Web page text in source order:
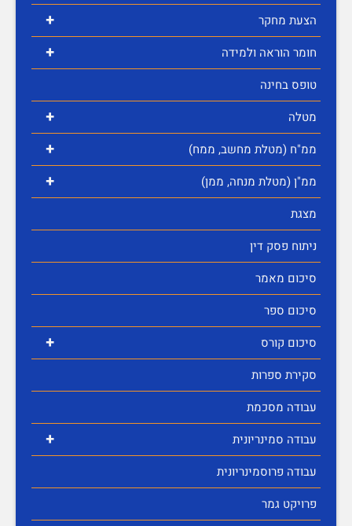
+ הצעת מחקר
+
חומר הוראה ולמידה
טופס בחינה
+ מטלה
+ ממ"ח (מטלת מחשב, ממח)
+
ממ"ן (מטלת מנחה, ממן)
מצגת
ניתוח פסק דין
סיכום מאמר
סיכום ספר
+
סיכום קורס
סקירת ספרות
עבודה מסכמת
+
עבודה סמינריונית
עבודה פרוסמינריונית
פרויקט גמר